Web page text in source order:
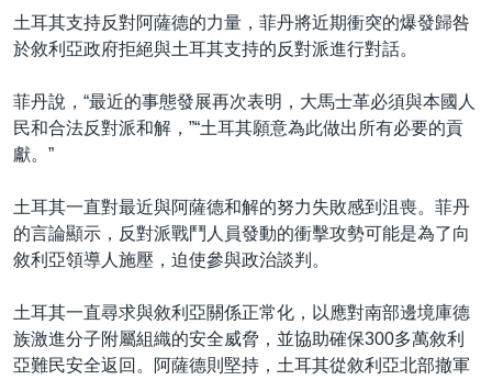
土耳其支持反對阿薩德的力量，菲丹將近期衝突的爆發歸咎
於敘利亞政府拒絕與土耳其支持的反對派進行對話。
菲丹說，“最近的事態發展再次表明，大馬士革必須與本國人
民和合法反對派和解，”“土耳其願意為此做出所有必要的貢
獻。”
土耳其一直對最近與阿薩德和解的努力失敗感到沮喪。菲丹
的言論顯示，反對派戰鬥人員發動的衝擊攻勢可能是為了向
敘利亞領導人施壓，迫使參與政治談判。
土耳其一直尋求與敘利亞關係正常化，以應對南部邊境庫德
族激進分子附屬組織的安全威脅，並協助確保300多萬敘利
亞難民安全返回。阿薩德則堅持，土耳其從敘利亞北部撤軍